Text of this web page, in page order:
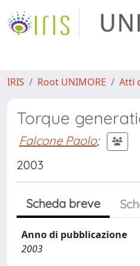
IRIS Root UNIMORE Atti
Torque
Falcone Paolo;
2003
Scheda breve
Anno di pubblicazione
2003